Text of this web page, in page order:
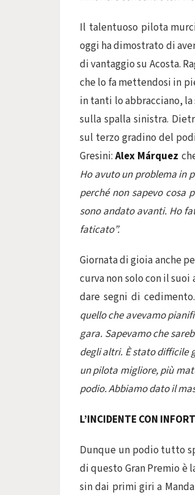
Il talentuoso pilota
oggi ha dimostrato di
di vantaggio su Acosta.
che lo fa mettendosi in
in tanti lo abbracciano,
sulla spalla sinistra.
sul terzo gradino del
Gresini:Alex Márquez
Ho avuto un problema in
perché non sapevo cosa
sono andato avanti. Ho
faticato”.
Giornata di gioia anche
curva non solo con il suoi
dare segni di cedimento.
quello che avevamo
gara. Sapevamo che
degli altri. È stato difficile
un pilota migliore, più
podio. Abbiamo dato il
L’INCIDENTE CON
Dunque un podio tutto
di questo Gran Premio è
sin dai primi giri a